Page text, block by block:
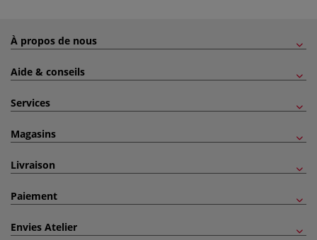
À propos de nous
Aide & conseils
Services
Magasins
Livraison
Paiement
Envies Atelier